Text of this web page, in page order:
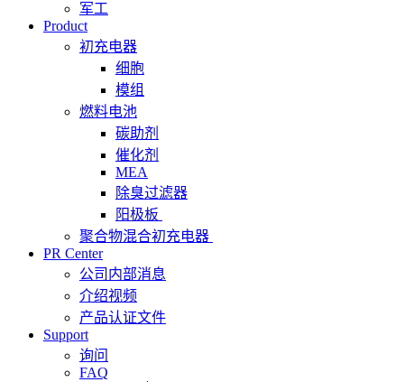
军工
Product
初充电器
细胞
模组
燃料电池
碳助剂
催化剂
MEA
除臭过滤器
阳极板
聚合物混合初充电器
PR Center
公司内部消息
介绍视频
产品认证文件
Support
询问
FAQ